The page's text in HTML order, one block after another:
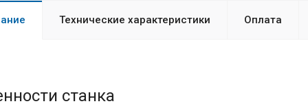
Технические характеристики Оплата
станка